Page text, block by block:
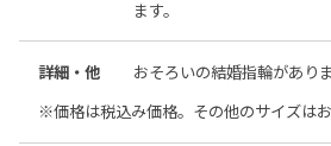
ます。
詳細・他 おそろいの結婚指輪がありま
※価格は税込み価格。その他のサイズはお